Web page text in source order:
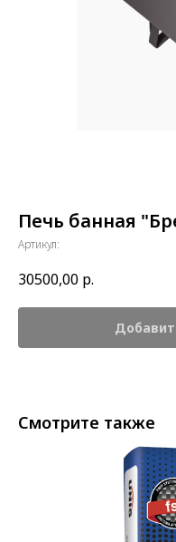
Печь банная
Артикул:
30500,00 р.
Смотрите также